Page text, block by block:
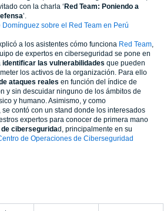
con la charla ‘ Red Team: Poniendo a
’.
a los asistentes cómo funciona Red Team,
de expertos en ciberseguridad se pone en
identificar las vulnerabilidades que pueden
los activos de la organización. Para ello
ataques reales en función del índice de
y sin descuidar ninguno de los ámbitos de
y humano. Asimismo, y como
contó con un stand donde los interesados
expertos para conocer de primera mano
ciberseguridad, principalmente en su
de Operaciones de Ciberseguridad